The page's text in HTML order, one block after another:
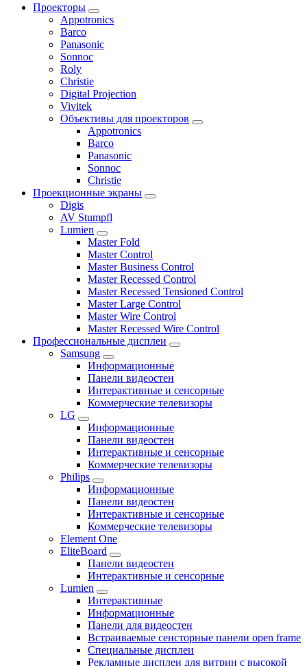
Проекторы
Appotronics
Barco
Panasonic
Sonnoc
Roly
Christie
Digital Projection
Vivitek
Объективы для проекторов
Appotronics
Barco
Panasonic
Sonnoc
Сhristie
Проекционные экраны
Digis
AV Stumpfl
Lumien
Master Fold
Master Control
Master Business Control
Master Recessed Control
Master Recessed Tensioned Control
Master Large Control
Master Wire Control
Master Recessed Wire Control
Профессиональные дисплеи
Samsung
Информационные
Панели видеостен
Интерактивные и сенсорные
Коммерческие телевизоры
LG
Информационные
Панели видеостен
Интерактивные и сенсорные
Коммерческие телевизоры
Philips
Информационные
Панели видеостен
Интерактивные и сенсорные
Коммерческие телевизоры
Element One
EliteBoard
Панели видеостен
Интерактивные и сенсорные
Lumien
Интерактивные
Информационные
Панели для видеостен
Встраиваемые сенсторные панели open frame
Специальные дисплеи
Рекламные дисплеи для витрин с высокой